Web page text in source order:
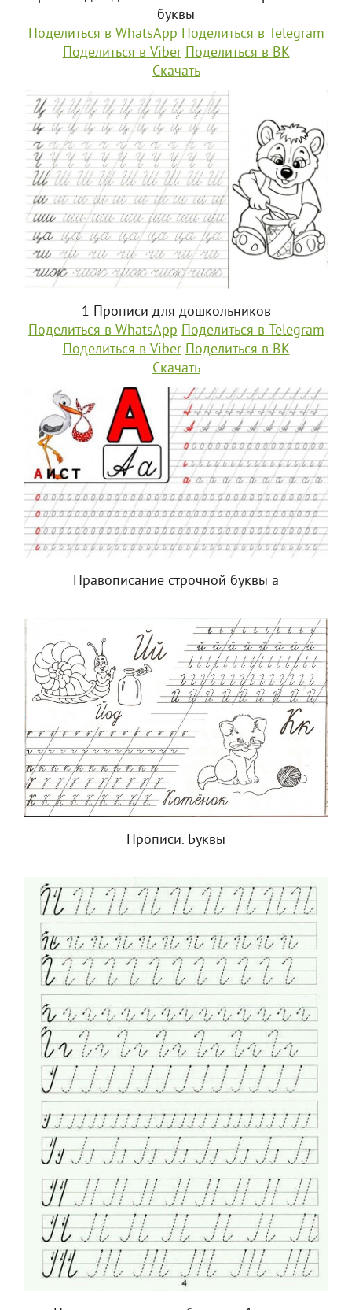
буквы
Поделиться в WhatsApp Поделиться в Telegram
Поделиться в Viber Поделиться в ВК
Скачать
1 Прописи для дошкольников
Поделиться в WhatsApp Поделиться в Telegram
Поделиться в Viber Поделиться в ВК
Скачать
Правописание строчной буквы а
Прописи. Буквы